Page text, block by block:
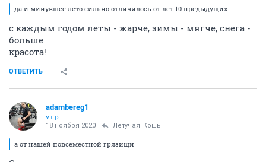
да и минувшее лето сильно отличилось от лет 10 предыдущих.
с каждым годом леты - жарче, зимы - мягче, снега -
больше
красота!
ОТВЕТИТЬ
adambereg1
v.i.p.
18 ноября 2020 Летучая_Кошь
а от нашей повсеместной грязищи